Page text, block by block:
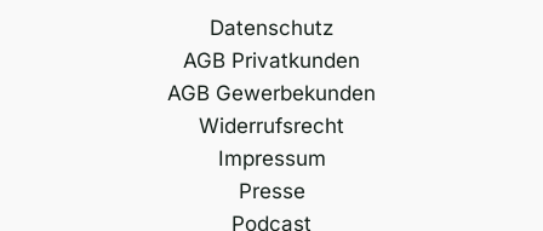
Datenschutz
AGB Privatkunden
AGB Gewerbekunden
Widerrufsrecht
Impressum
Presse
Podcast